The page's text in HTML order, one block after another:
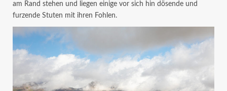
am Rand stehen und liegen einige vor sich hin dösende und
furzende Stuten mit ihren Fohlen.